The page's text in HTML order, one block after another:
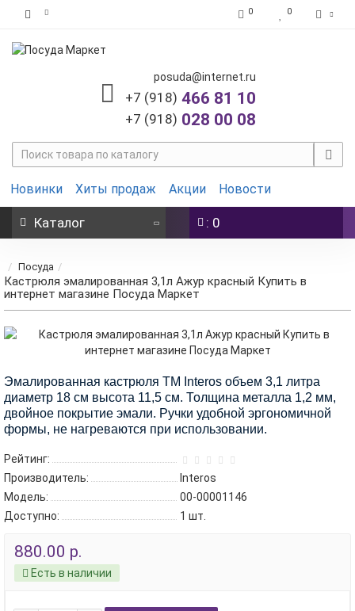
0 0
posuda@internet.ru
+7 (918) 466 81 10
+7 (918) 028 00 08
Новинки Хиты продаж Акции Новости
Каталог : 0
Посуда
Кастрюля эмалированная 3,1л Ажур красный Купить в
интернет магазине Посуда Маркет
Эмалированная кастрюля TM Interos объем 3,1 литра
диаметр 18 см высота 11,5 см. Толщина металла 1,2 мм,
двойное покрытие эмали. Ручки удобной эргономичной
формы, не нагреваются при использовании.
Рейтинг:
Производитель:
Interos
Модель:
00-00001146
Доступно:
1 шт.
880.00 р.
Есть в наличии